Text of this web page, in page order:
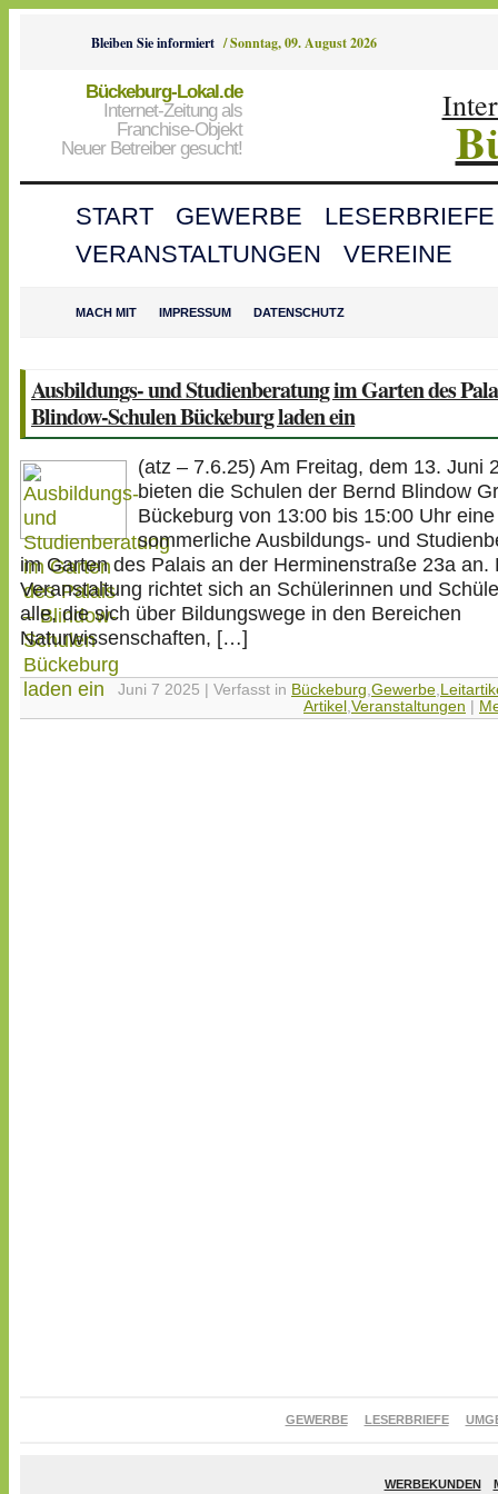
Bleiben Sie informiert /Sonntag, 09. August 2026
Bückeburg-Lokal.de
Internet-Zeitung als
Franchise-Objekt
Neuer Betreiber gesucht!
START GEWERBE
LESERBRIEFE
VERANSTALTUNGEN
VEREINE
MACH MIT IMPRESSUM DATENSCHUTZ
Ausbildungs- und Studienberatung im Garten des
Blindow-Schulen Bückeburg laden ein
(atz – 7.6.25) Am Freitag, dem 13. Juni
bieten die Schulen der Bernd Blindow
Bückeburg von 13:00 bis 15:00 Uhr eine
sommerliche Ausbildungs- und
im Garten des Palais an der Herminenstraße 23a an.
Veranstaltung richtet sich an Schülerinnen und
alle, die sich über Bildungswege in den Bereichen
Naturwissenschaften, […]
Juni 7 2025 | Verfasst in Bückeburg,Gewerbe,
Artikel ,Veranstaltungen
GEWERBE LESERBRIEFE
WERBEKUNDEN